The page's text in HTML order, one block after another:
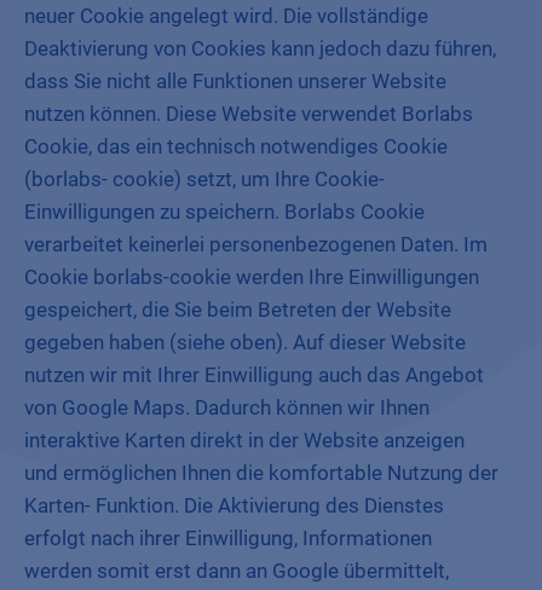
neuer Cookie angelegt wird. Die vollständige
Deaktivierung von Cookies kann jedoch dazu führen,
dass Sie nicht alle Funktionen unserer Website
nutzen können. Diese Website verwendet Borlabs
Cookie, das ein technisch notwendiges Cookie
(borlabs- cookie) setzt, um Ihre Cookie-
Einwilligungen zu speichern. Borlabs Cookie
verarbeitet keinerlei personenbezogenen Daten. Im
Cookie borlabs-cookie werden Ihre Einwilligungen
gespeichert, die Sie beim Betreten der Website
gegeben haben (siehe oben). Auf dieser Website
nutzen wir mit Ihrer Einwilligung auch das Angebot
von Google Maps. Dadurch können wir Ihnen
interaktive Karten direkt in der Website anzeigen
und ermöglichen Ihnen die komfortable Nutzung der
Karten- Funktion. Die Aktivierung des Dienstes
erfolgt nach ihrer Einwilligung, Informationen
werden somit erst dann an Google übermittelt,